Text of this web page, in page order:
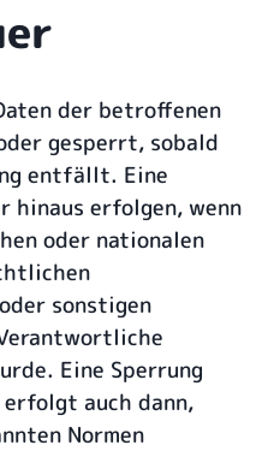
der betroffenen
gesperrt, sobald
entfällt. Eine
hinaus erfolgen, wenn
oder nationalen
sonstigen
Eine Sperrung
auch dann,
Normen